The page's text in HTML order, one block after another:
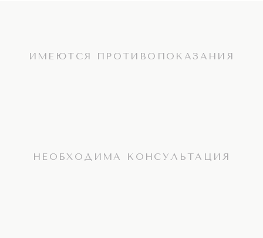
ИМЕЮТСЯ ПРОТИВОПОКАЗАНИЯ
НЕОБХОДИМА КОНСУЛЬТАЦИЯ